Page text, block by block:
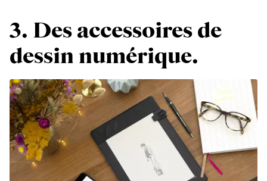
3. Des accessoires de
dessin numérique.